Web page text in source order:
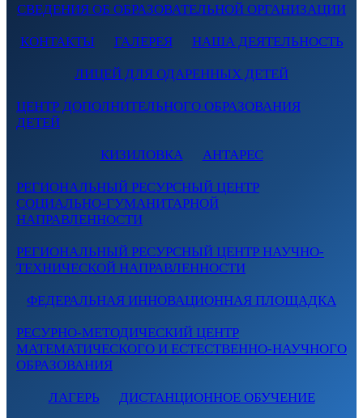
СВЕДЕНИЯ ОБ ОБРАЗОВАТЕЛЬНОЙ ОРГАНИЗАЦИИ
КОНТАКТЫ ГАЛЕРЕЯ НАША ДЕЯТЕЛЬНОСТЬ
ЛИЦЕЙ ДЛЯ ОДАРЕННЫХ ДЕТЕЙ
ЦЕНТР ДОПОЛНИТЕЛЬНОГО ОБРАЗОВАНИЯ
ДЕТЕЙ
КИЗИЛОВКА АНТАРЕС
РЕГИОНАЛЬНЫЙ РЕСУРСНЫЙ ЦЕНТР
СОЦИАЛЬНО-ГУМАНИТАРНОЙ
НАПРАВЛЕННОСТИ
РЕГИОНАЛЬНЫЙ РЕСУРСНЫЙ ЦЕНТР НАУЧНО-
ТЕХНИЧЕСКОЙ НАПРАВЛЕННОСТИ
ФЕДЕРАЛЬНАЯ ИННОВАЦИОННАЯ ПЛОЩАДКА
РЕСУРНО-МЕТОДИЧЕСКИЙ ЦЕНТР
МАТЕМАТИЧЕСКОГО И ЕСТЕСТВЕННО-НАУЧНОГО
ОБРАЗОВАНИЯ
ЛАГЕРЬ ДИСТАНЦИОННОЕ ОБУЧЕНИЕ